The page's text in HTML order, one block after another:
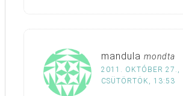
mandula mondta
2011. OKTÓBER 27.,
CSÜTÖRTÖK, 13:53